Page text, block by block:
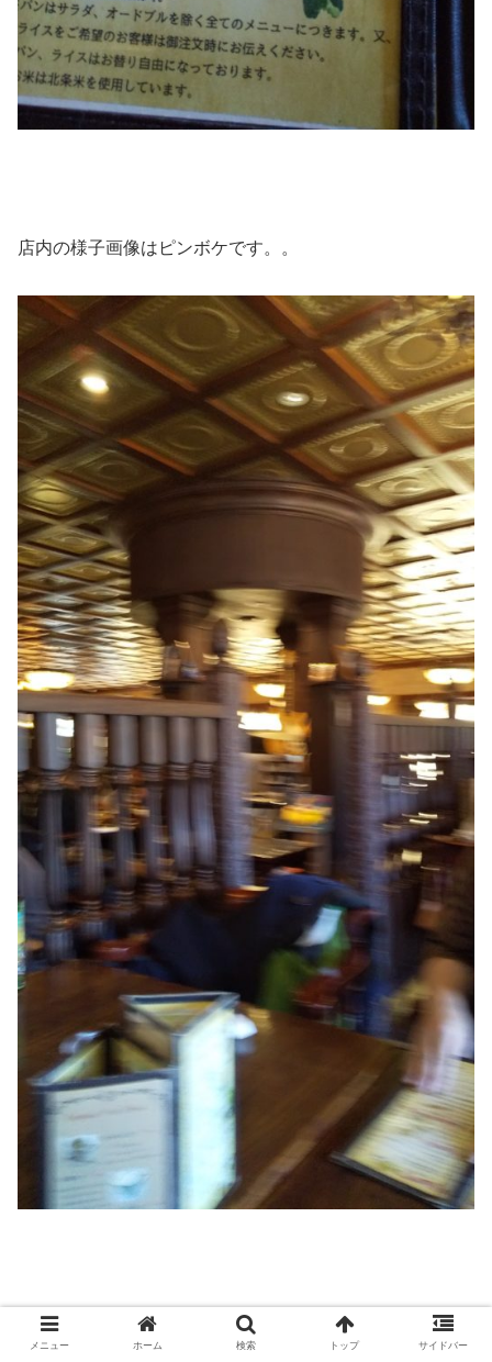
店内の様子画像はピンボケです。。
スポンサーリンク
メニュー ホーム 検索 トップ サイドバー